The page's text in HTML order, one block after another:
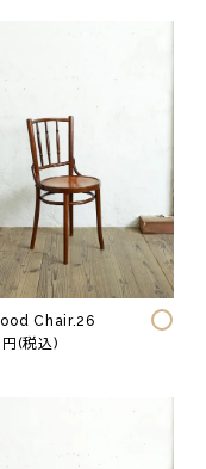
Chair.26
(税込)